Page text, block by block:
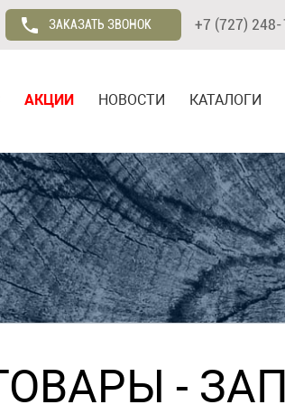
ЗАКАЗАТЬ ЗВОНОК +7 (727)
АКЦИИ НОВОСТИ КАТАЛОГИ
-